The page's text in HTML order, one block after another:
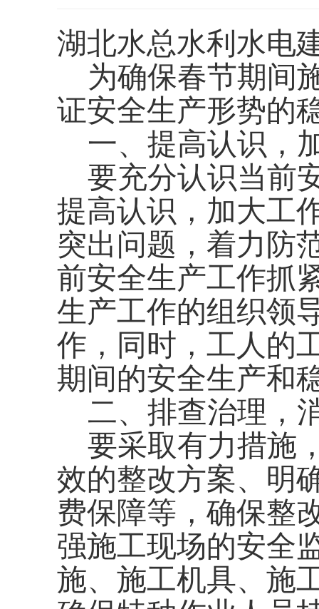
湖北水总水利水电
为确保春节期间
证安全生产形势的
一、提高认识，
要充分认识当前
提高认识，加大工
突出问题，着力防
前安全生产工作抓
生产工作的组织领
作，同时，工人的
期间的安全生产和
二、排查治理，
要采取有力措施
效的整改方案、明
费保障等，确保整
强施工现场的安全
施、施工机具、施